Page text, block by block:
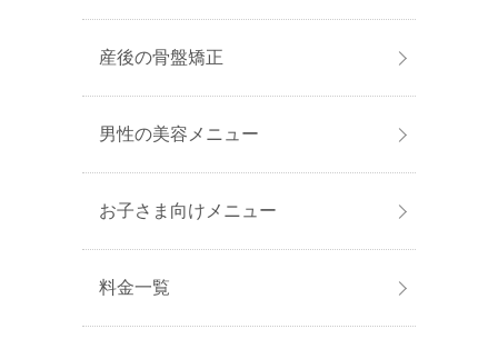
産後の骨盤矯正
男性の美容メニュー
お子さま向けメニュー
料金一覧